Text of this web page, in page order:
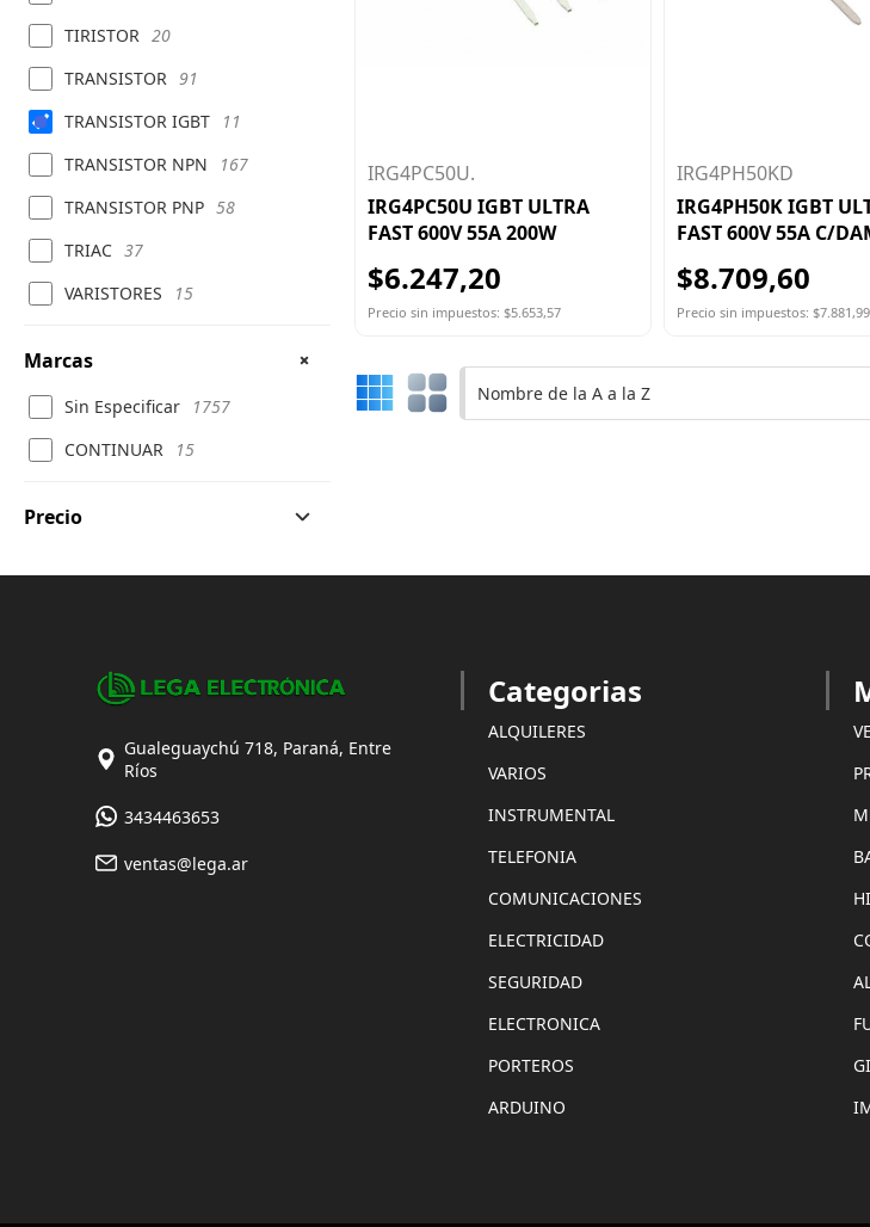
TIRISTOR 20
TRANSISTOR 91
TRANSISTOR IGBT
11
TRANSISTOR NPN
167
TRANSISTOR PNP 58
TRIAC 37
VARISTORES
15
Marcas
Sin Especificar
1757
CONTINUAR
15
Precio
IRG4PC50U.
IRG4PC50U IGBT ULTRA
FAST 600V 55A 200W
$6.247,20
Precio sin impuestos: $5.653,57
IRG4PH50KD
IRG4PH50K IGBT
FAST 600V 55A C/
$8.709,60
Precio sin impuestos: $7.881,99
Nombre de la A a la Z
Gualeguaychú 718, Paraná, Entre
Ríos
3434463653
ventas@lega.ar
Categorias
ALQUILERES
VARIOS
INSTRUMENTAL
TELEFONIA
COMUNICACIONES
ELECTRICIDAD
SEGURIDAD
ELECTRONICA
PORTEROS
ARDUINO